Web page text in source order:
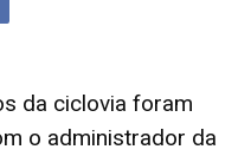
da ciclovia foram
o administrador da